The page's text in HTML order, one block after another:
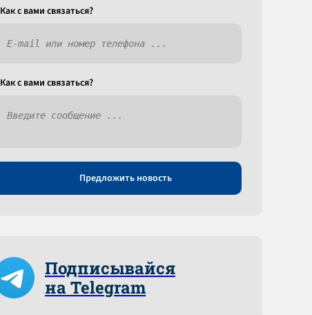
Как c вами связаться?
Как c вами связаться?
Предложить новость
Подписывайся
на Telegram